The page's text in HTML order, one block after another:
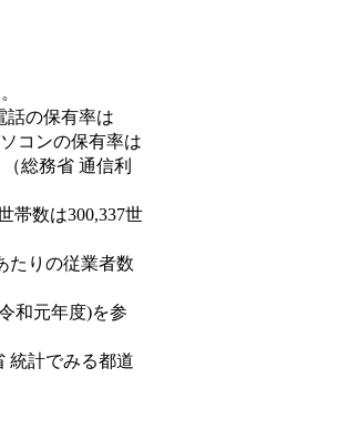
話の保有率は
コンの保有率は
総務省 通信利
帯数は300,337世
たりの従業者数
和元年度)を参
統計でみる都道